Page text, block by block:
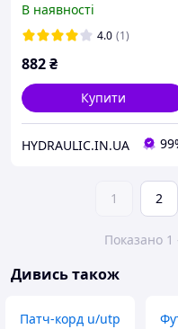
різьбленням М10х1.0 та
зовнішнім конусом
В наявності
4.0 (1)
882₴
Купити
HYDRAULIC.IN.UA
1 2
Показано 1
Дивись також
Патч-корд u/utp